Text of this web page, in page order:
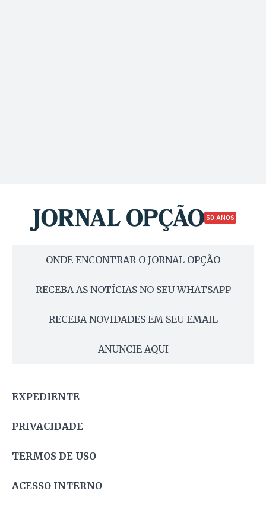
50 ANOS
ONDE ENCONTRAR O JORNAL OPÇÃO
RECEBA AS NOTÍCIAS NO SEU WHATSAPP
RECEBA NOVIDADES EM SEU EMAIL
ANUNCIE AQUI
EXPEDIENTE
PRIVACIDADE
TERMOS DE USO
ACESSO INTERNO